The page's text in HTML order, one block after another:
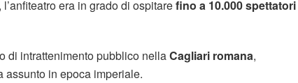
era in grado di ospitarefino a 10.000 spettatori
di intrattenimento pubblico nellaCagliari romana,
assunto in epoca imperiale.